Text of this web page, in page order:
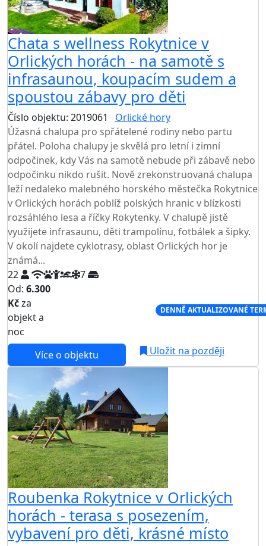
Chata s wellness Rokytnice v
Orlických horách - na samotě s
infrasaunou, koupacím sudem a
spoustou zábavy pro děti
Číslo objektu: 2019061 Orlické hory
Úžasná chalupa pro spřátelené rodiny nebo partu
přátel. Poloha chalupy je skvělá pro letní i zimní
odpočinek, kdy Vás na samotě nebude při zábavě nebo
odpočinku nikdo rušit. Nově zrekonstruovaná chalupa
leží nedaleko malebného horského městečka Rokytnice
v Orlických horách poblíž polských hranic v blízkosti
rozsáhlého lesa a říčky Rokytenky. V chalupě jistě
využijete infrasaunu, děti trampolínu, fotbálek a šipky.
V okolí najdete cyklotrasy, oblast Orlických hor je
známá...
22
7
Od: 6.300
Kčza
objekt a
noc
DENNĚ AKTUALIZOVANÉ
Více o objektu Uložit na později
Roubenka Rokytnice v Orlických
horách - terasa s posezením,
vybavení pro děti, krásné místo